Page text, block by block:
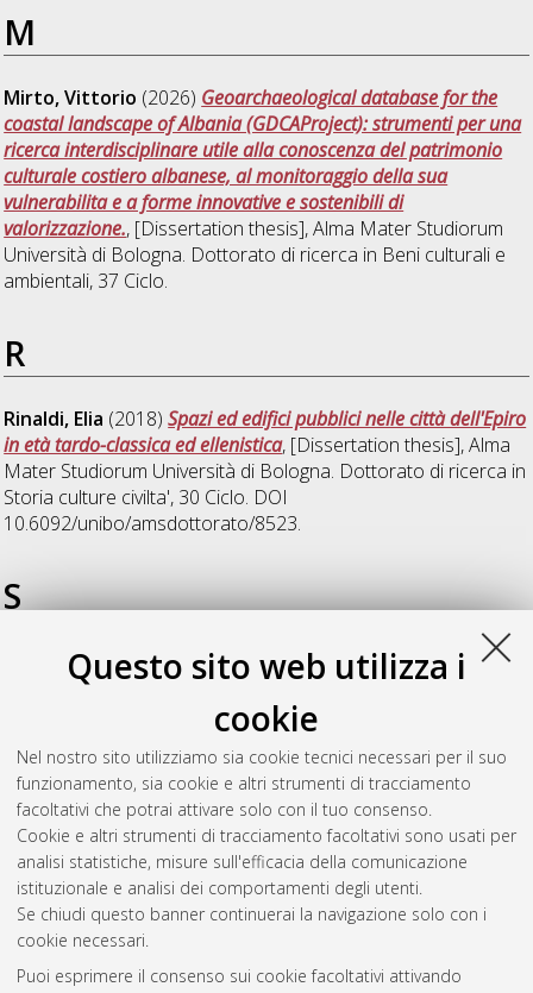
Questo sito web utilizza i
cookie
Nel nostro sito utilizziamo sia cookie tecnici necessari per il suo
funzionamento, sia cookie e altri strumenti di tracciamento
facoltativi che potrai attivare solo con il tuo consenso.
Cookie e altri strumenti di tracciamento facoltativi sono usati per
analisi statistiche, misure sull'efficacia della comunicazione
istituzionale e analisi dei comportamenti degli utenti.
Se chiudi questo banner continuerai la navigazione solo con i
cookie necessari.
Puoi esprimere il consenso sui cookie facoltativi attivando
M
Mirto, Vittorio (2026) Geoarchaeological database for the
coastal landscape of Albania (GDCAProject): strumenti per una
ricerca interdisciplinare utile alla conoscenza del patrimonio
culturale costiero albanese, al monitoraggio della sua
vulnerabilita e a forme innovative e sostenibili di
valorizzazione., [Dissertation thesis], Alma Mater Studiorum
Università di Bologna. Dottorato di ricerca in Beni culturali e
ambientali, 37 Ciclo.
R
Rinaldi, Elia (2018)Spazi ed edifici pubblici nelle città dell'Epiro
in età tardo-classica ed ellenistica, [Dissertation thesis], Alma
Mater Studiorum Università di Bologna. Dottorato di ricerca in
Storia culture civilta', 30 Ciclo. DOI
10.6092/unibo/amsdottorato/8523.
S
Scalici, Michele(2017)Le Valli del Sele e dell’Ofanto
attraverso l’evidenza funeraria in Età Arcaica e Classica (625-
, [Dissertation thesis], Alma Mater Studiorum
Università di Bologna. Dottorato di ricerca in
storia dell'arte, 28 Ciclo. DOI
10.6092/unibo/amsdottorato/8256.
Questa lista e' stata generata ilSat Aug 8 20:47:47 2026
Atom
Rss 1.0